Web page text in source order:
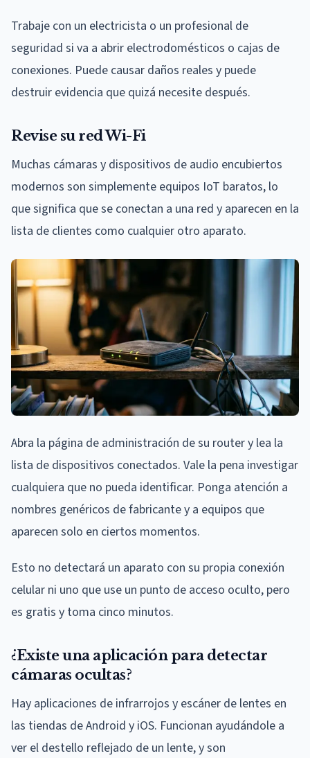
Trabaje con un electricista o un profesional de
seguridad si va a abrir electrodomésticos o cajas de
conexiones. Puede causar daños reales y puede
destruir evidencia que quizá necesite después.
Revise su red Wi-Fi
Muchas cámaras y dispositivos de audio encubiertos
modernos son simplemente equipos IoT baratos, lo
que significa que se conectan a una red y aparecen en la
lista de clientes como cualquier otro aparato.
Abra la página de administración de su router y lea la
lista de dispositivos conectados. Vale la pena investigar
cualquiera que no pueda identificar. Ponga atención a
nombres genéricos de fabricante y a equipos que
aparecen solo en ciertos momentos.
Esto no detectará un aparato con su propia conexión
celular ni uno que use un punto de acceso oculto, pero
es gratis y toma cinco minutos.
¿Existe una aplicación para detectar
cámaras ocultas?
Hay aplicaciones de infrarrojos y escáner de lentes en
las tiendas de Android y iOS. Funcionan ayudándole a
ver el destello reflejado de un lente, y son